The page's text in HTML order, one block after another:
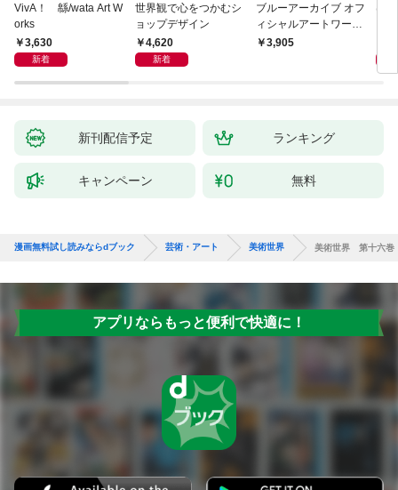
VivA！ 緜/wata Art W
orks
3,630
新着
世界観で心をつかむシ
ョップデザイン
4,620
新着
ブルーアーカイブ オフ
ィシャルアートワーク
ス3,905
は
新刊配信予定 ランキング
キャンペーン 無料
漫画無料試し読みならdブック 芸術・アート 美術世界 美術世界 第十六巻
アプリならもっと便利で快適に！